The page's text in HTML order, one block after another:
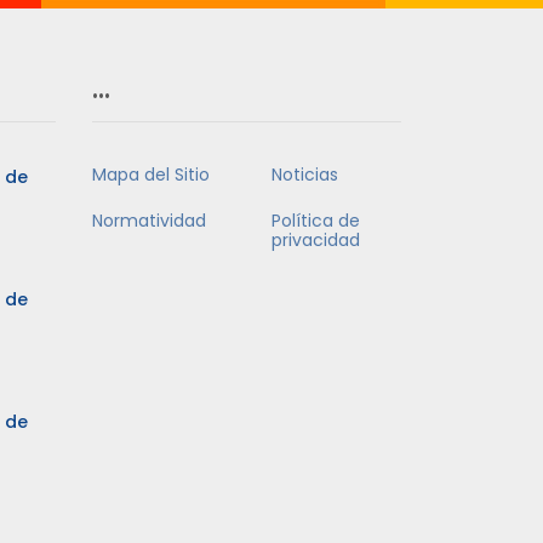
de
de
de
…
Mapa del Sitio
Noticias
Normatividad
Política de
privacidad